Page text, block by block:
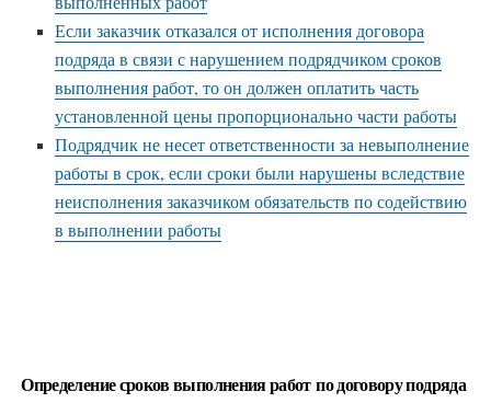
Если заказчик отказался от исполнения договора
подряда в связи с нарушением подрядчиком сроков
выполнения работ, то он должен оплатить часть
установленной цены пропорционально части работы
Подрядчик не несет ответственности за невыполнение
работы в срок, если сроки были нарушены вследствие
неисполнения заказчиком обязательств по содействию
в выполнении работы
Определение сроков выполнения работ по договору подряда